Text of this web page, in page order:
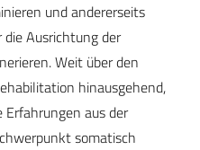
und andererseits
Ausrichtung der
Weit über den
hinausgehend,
aus der
somatisch